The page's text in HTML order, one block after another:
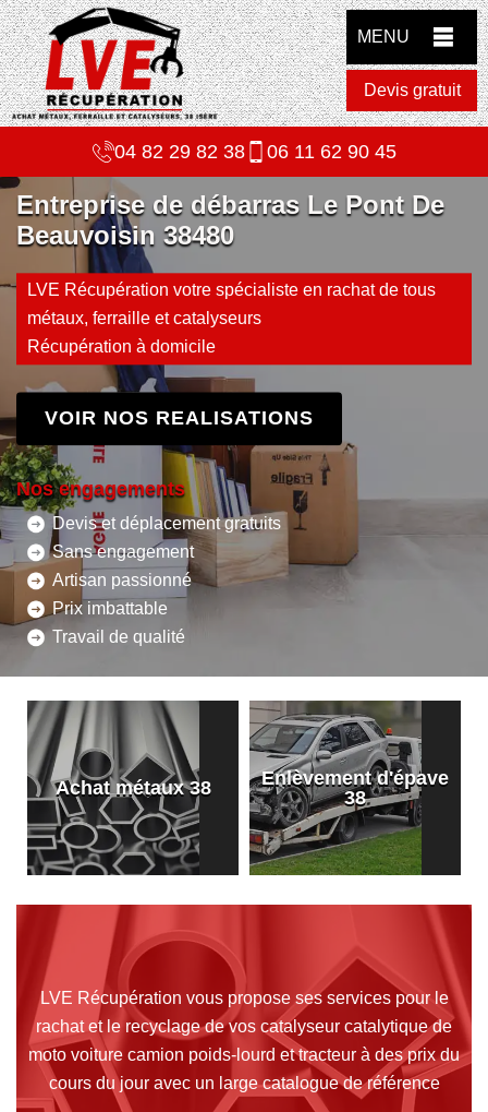
MENU
Devis gratuit
04 82 29 82 38 06 11 62 90 45
Entreprise de débarras Le Pont De
Beauvoisin 38480
LVE Récupération votre spécialiste en rachat de tous
métaux, ferraille et catalyseurs
Récupération à domicile
VOIR NOS REALISATIONS
Nos engagements
Devis et déplacement gratuits
Sans engagement
Artisan passionné
Prix imbattable
Travail de qualité
Achat métaux 38
Enlèvement d'épave
38
LVE Récupération vous propose ses services pour le
rachat et le recyclage de vos catalyseur catalytique de
moto voiture camion poids-lourd et tracteur à des prix du
cours du jour avec un large catalogue de référence